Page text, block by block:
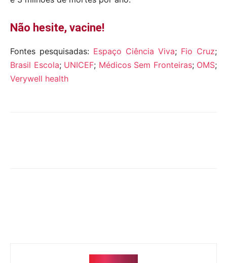
Não hesite, vacine!
Fontes pesquisadas: Espaço Ciência Viva; Fio Cruz;
Brasil Escola; UNICEF; Médicos Sem Fronteiras; OMS;
Verywell health